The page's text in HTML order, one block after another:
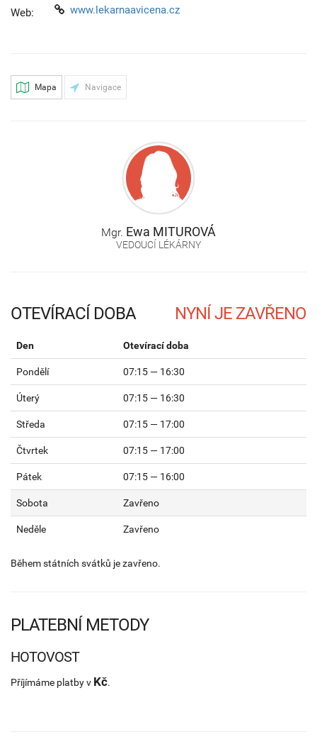
Web: www.lekarnaavicena.cz
Mapa Navigace
Mgr. Ewa MITUROVÁ
VEDOUCÍ LÉKÁRNY
OTEVÍRACÍ DOBA
Den Otevírací doba
Pondělí 07:15 — 16:30
Úterý 07:15 — 16:30
Středa 07:15 — 17:00
Čtvrtek 07:15 — 17:00
Pátek 07:15 — 16:00
Sobota Zavřeno
Neděle Zavřeno
Během státních svátků je zavřeno.
PLATEBNÍ METODY
HOTOVOST
Příjímáme platby v Kč.